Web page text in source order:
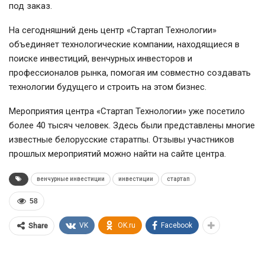
под заказ.
На сегодняшний день центр «Стартап Технологии»
объединяет технологические компании, находящиеся в
поиске инвестиций, венчурных инвесторов и
профессионалов рынка, помогая им совместно создавать
технологии будущего и строить на этом бизнес.
Мероприятия центра «Стартап Технологии» уже посетило
более 40 тысяч человек. Здесь были представлены многие
известные белорусские старатпы. Отзывы участников
прошлых мероприятий можно найти на сайте центра.
венчурные инвестиции инвестиции стартап
58
Share VK OK.ru Facebook